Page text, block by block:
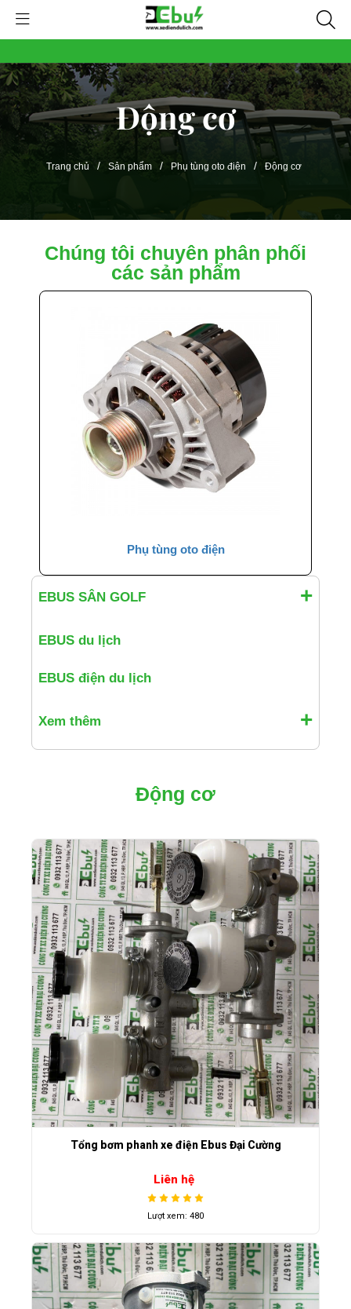
Động cơ
Trang chủ / Sản phẩm / Phụ tùng oto điện / Động cơ
Chúng tôi chuyên phân phối
các sản phẩm
EBUS SÂN GOLF
EBUS SÂN GOLF
EBUS du lịch
EBUS điện du lịch
Xem thêm
Động cơ
Tổng bơm phanh xe điện Ebus Đại Cường
Liên hệ
Lượt xem: 480